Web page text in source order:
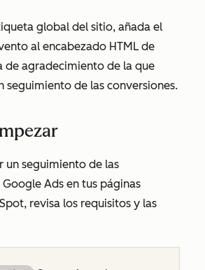
global del sitio, añada el
al encabezado HTML de
de agradecimiento de la que
seguimiento de las conversiones.
un seguimiento de las
Ads en tus páginas
revisa los requisitos y las